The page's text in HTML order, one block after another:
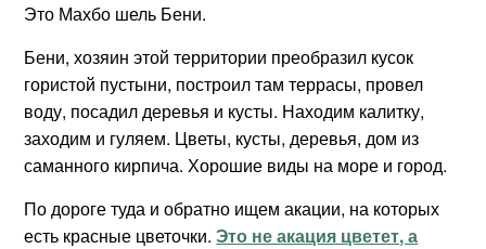
Это Махбо шель Бени.
Бени, хозяин этой территории преобразил кусок
гористой пустыни, построил там террасы, провел
воду, посадил деревья и кусты. Находим калитку,
заходим и гуляем. Цветы, кусты, деревья, дом из
саманного кирпича. Хорошие виды на море и город.
По дороге туда и обратно ищем акации, на которых
есть красные цветочки.Это не акация цветет, а